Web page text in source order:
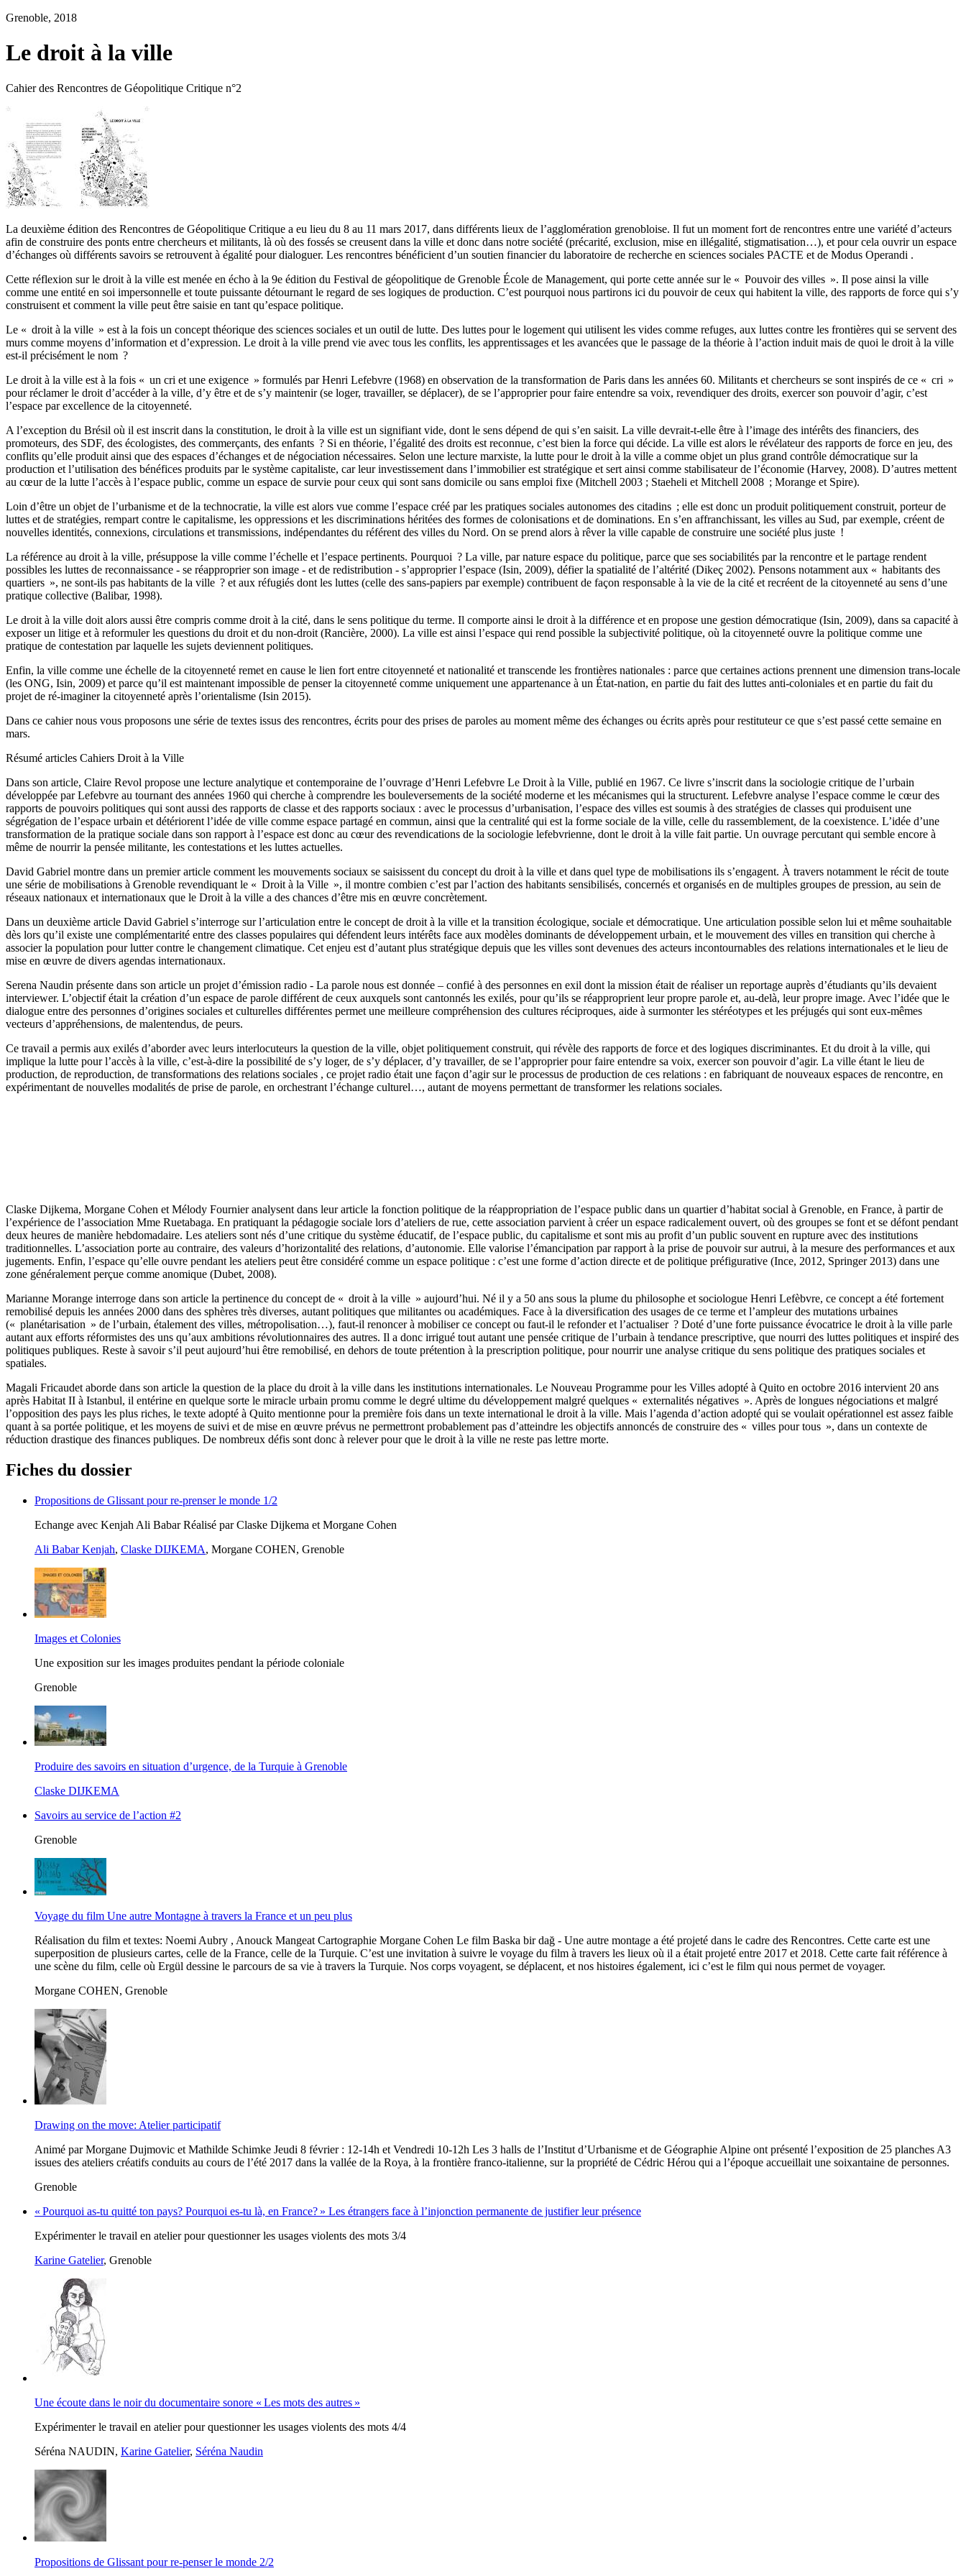
Grenoble, 2018
Le droit à la ville
Cahier des Rencontres de Géopolitique Critique n°2
La deuxième édition des Rencontres de Géopolitique Critique a eu lieu du 8 au 11 mars 2017, dans différents lieux de l’agglomération grenobloise. Il fut un moment fort de rencontres entre une variété d’acteurs
afin de construire des ponts entre chercheurs et militants, là où des fossés se creusent dans la ville et donc dans notre société (précarité, exclusion, mise en illégalité, stigmatisation…), et pour cela ouvrir un espace
d’échanges où différents savoirs se retrouvent à égalité pour dialoguer. Les rencontres bénéficient d’un soutien financier du laboratoire de recherche en sciences sociales PACTE et de Modus Operandi .
Cette réflexion sur le droit à la ville est menée en écho à la 9e édition du Festival de géopolitique de Grenoble École de Management, qui porte cette année sur le « Pouvoir des villes ». Il pose ainsi la ville
comme une entité en soi impersonnelle et toute puissante détournant le regard de ses logiques de production. C’est pourquoi nous partirons ici du pouvoir de ceux qui habitent la ville, des rapports de force qui s’y
construisent et comment la ville peut être saisie en tant qu’espace politique.
Le « droit à la ville » est à la fois un concept théorique des sciences sociales et un outil de lutte. Des luttes pour le logement qui utilisent les vides comme refuges, aux luttes contre les frontières qui se servent des
murs comme moyens d’information et d’expression. Le droit à la ville prend vie avec tous les conflits, les apprentissages et les avancées que le passage de la théorie à l’action induit mais de quoi le droit à la ville
est-il précisément le nom ?
Le droit à la ville est à la fois « un cri et une exigence » formulés par Henri Lefebvre (1968) en observation de la transformation de Paris dans les années 60. Militants et chercheurs se sont inspirés de ce « cri »
pour réclamer le droit d’accéder à la ville, d’y être et de s’y maintenir (se loger, travailler, se déplacer), de se l’approprier pour faire entendre sa voix, revendiquer des droits, exercer son pouvoir d’agir, c’est
l’espace par excellence de la citoyenneté.
A l’exception du Brésil où il est inscrit dans la constitution, le droit à la ville est un signifiant vide, dont le sens dépend de qui s’en saisit. La ville devrait-t-elle être à l’image des intérêts des financiers, des
promoteurs, des SDF, des écologistes, des commerçants, des enfants ? Si en théorie, l’égalité des droits est reconnue, c’est bien la force qui décide. La ville est alors le révélateur des rapports de force en jeu, des
conflits qu’elle produit ainsi que des espaces d’échanges et de négociation nécessaires. Selon une lecture marxiste, la lutte pour le droit à la ville a comme objet un plus grand contrôle démocratique sur la
production et l’utilisation des bénéfices produits par le système capitaliste, car leur investissement dans l’immobilier est stratégique et sert ainsi comme stabilisateur de l’économie (Harvey, 2008). D’autres mettent
au cœur de la lutte l’accès à l’espace public, comme un espace de survie pour ceux qui sont sans domicile ou sans emploi fixe (Mitchell 2003 ; Staeheli et Mitchell 2008 ; Morange et Spire).
Loin d’être un objet de l’urbanisme et de la technocratie, la ville est alors vue comme l’espace créé par les pratiques sociales autonomes des citadins ; elle est donc un produit politiquement construit, porteur de
luttes et de stratégies, rempart contre le capitalisme, les oppressions et les discriminations héritées des formes de colonisations et de dominations. En s’en affranchissant, les villes au Sud, par exemple, créent de
nouvelles identités, connexions, circulations et transmissions, indépendantes du référent des villes du Nord. On se prend alors à rêver la ville capable de construire une société plus juste !
La référence au droit à la ville, présuppose la ville comme l’échelle et l’espace pertinents. Pourquoi ? La ville, par nature espace du politique, parce que ses sociabilités par la rencontre et le partage rendent
possibles les luttes de reconnaissance - se réapproprier son image - et de redistribution - s’approprier l’espace (Isin, 2009), défier la spatialité de l’altérité (Dikeç 2002). Pensons notamment aux « habitants des
quartiers », ne sont-ils pas habitants de la ville ? et aux réfugiés dont les luttes (celle des sans-papiers par exemple) contribuent de façon responsable à la vie de la cité et recréent de la citoyenneté au sens d’une
pratique collective (Balibar, 1998).
Le droit à la ville doit alors aussi être compris comme droit à la cité, dans le sens politique du terme. Il comporte ainsi le droit à la différence et en propose une gestion démocratique (Isin, 2009), dans sa capacité à
exposer un litige et à reformuler les questions du droit et du non-droit (Rancière, 2000). La ville est ainsi l’espace qui rend possible la subjectivité politique, où la citoyenneté ouvre la politique comme une
pratique de contestation par laquelle les sujets deviennent politiques.
Enfin, la ville comme une échelle de la citoyenneté remet en cause le lien fort entre citoyenneté et nationalité et transcende les frontières nationales : parce que certaines actions prennent une dimension trans-locale
(les ONG, Isin, 2009) et parce qu’il est maintenant impossible de penser la citoyenneté comme uniquement une appartenance à un État-nation, en partie du fait des luttes anti-coloniales et en partie du fait du
projet de ré-imaginer la citoyenneté après l’orientalisme (Isin 2015).
Dans ce cahier nous vous proposons une série de textes issus des rencontres, écrits pour des prises de paroles au moment même des échanges ou écrits après pour restituteur ce que s’est passé cette semaine en
mars.
Résumé articles Cahiers Droit à la Ville
Dans son article, Claire Revol propose une lecture analytique et contemporaine de l’ouvrage d’Henri Lefebvre Le Droit à la Ville, publié en 1967. Ce livre s’inscrit dans la sociologie critique de l’urbain
développée par Lefebvre au tournant des années 1960 qui cherche à comprendre les bouleversements de la société moderne et les mécanismes qui la structurent. Lefebvre analyse l’espace comme le cœur des
rapports de pouvoirs politiques qui sont aussi des rapports de classe et des rapports sociaux : avec le processus d’urbanisation, l’espace des villes est soumis à des stratégies de classes qui produisent une
ségrégation de l’espace urbain et détériorent l’idée de ville comme espace partagé en commun, ainsi que la centralité qui est la forme sociale de la ville, celle du rassemblement, de la coexistence. L’idée d’une
transformation de la pratique sociale dans son rapport à l’espace est donc au cœur des revendications de la sociologie lefebvrienne, dont le droit à la ville fait partie. Un ouvrage percutant qui semble encore à
même de nourrir la pensée militante, les contestations et les luttes actuelles.
David Gabriel montre dans un premier article comment les mouvements sociaux se saisissent du concept du droit à la ville et dans quel type de mobilisations ils s’engagent. À travers notamment le récit de toute
une série de mobilisations à Grenoble revendiquant le « Droit à la Ville », il montre combien c’est par l’action des habitants sensibilisés, concernés et organisés en de multiples groupes de pression, au sein de
réseaux nationaux et internationaux que le Droit à la ville a des chances d’être mis en œuvre concrètement.
Dans un deuxième article David Gabriel s’interroge sur l’articulation entre le concept de droit à la ville et la transition écologique, sociale et démocratique. Une articulation possible selon lui et même souhaitable
dès lors qu’il existe une complémentarité entre des classes populaires qui défendent leurs intérêts face aux modèles dominants de développement urbain, et le mouvement des villes en transition qui cherche à
associer la population pour lutter contre le changement climatique. Cet enjeu est d’autant plus stratégique depuis que les villes sont devenues des acteurs incontournables des relations internationales et le lieu de
mise en œuvre de divers agendas internationaux.
Serena Naudin présente dans son article un projet d’émission radio - La parole nous est donnée – confié à des personnes en exil dont la mission était de réaliser un reportage auprès d’étudiants qu’ils devaient
interviewer. L’objectif était la création d’un espace de parole différent de ceux auxquels sont cantonnés les exilés, pour qu’ils se réapproprient leur propre parole et, au-delà, leur propre image. Avec l’idée que le
dialogue entre des personnes d’origines sociales et culturelles différentes permet une meilleure compréhension des cultures réciproques, aide à surmonter les stéréotypes et les préjugés qui sont eux-mêmes
vecteurs d’appréhensions, de malentendus, de peurs.
Ce travail a permis aux exilés d’aborder avec leurs interlocuteurs la question de la ville, objet politiquement construit, qui révèle des rapports de force et des logiques discriminantes. Et du droit à la ville, qui
implique la lutte pour l’accès à la ville, c’est-à-dire la possibilité de s’y loger, de s’y déplacer, d’y travailler, de se l’approprier pour faire entendre sa voix, exercer son pouvoir d’agir. La ville étant le lieu de
production, de reproduction, de transformations des relations sociales , ce projet radio était une façon d’agir sur le processus de production de ces relations : en fabriquant de nouveaux espaces de rencontre, en
expérimentant de nouvelles modalités de prise de parole, en orchestrant l’échange culturel…, autant de moyens permettant de transformer les relations sociales.
Claske Dijkema, Morgane Cohen et Mélody Fournier analysent dans leur article la fonction politique de la réappropriation de l’espace public dans un quartier d’habitat social à Grenoble, en France, à partir de
l’expérience de l’association Mme Ruetabaga. En pratiquant la pédagogie sociale lors d’ateliers de rue, cette association parvient à créer un espace radicalement ouvert, où des groupes se font et se défont pendant
deux heures de manière hebdomadaire. Les ateliers sont nés d’une critique du système éducatif, de l’espace public, du capitalisme et sont mis au profit d’un public souvent en rupture avec des institutions
traditionnelles. L’association porte au contraire, des valeurs d’horizontalité des relations, d’autonomie. Elle valorise l’émancipation par rapport à la prise de pouvoir sur autrui, à la mesure des performances et aux
jugements. Enfin, l’espace qu’elle ouvre pendant les ateliers peut être considéré comme un espace politique : c’est une forme d’action directe et de politique préfigurative (Ince, 2012, Springer 2013) dans une
zone généralement perçue comme anomique (Dubet, 2008).
Marianne Morange interroge dans son article la pertinence du concept de « droit à la ville » aujourd’hui. Né il y a 50 ans sous la plume du philosophe et sociologue Henri Lefèbvre, ce concept a été fortement
remobilisé depuis les années 2000 dans des sphères très diverses, autant politiques que militantes ou académiques. Face à la diversification des usages de ce terme et l’ampleur des mutations urbaines
(« planétarisation » de l’urbain, étalement des villes, métropolisation…), faut-il renoncer à mobiliser ce concept ou faut-il le refonder et l’actualiser ? Doté d’une forte puissance évocatrice le droit à la ville parle
autant aux efforts réformistes des uns qu’aux ambitions révolutionnaires des autres. Il a donc irrigué tout autant une pensée critique de l’urbain à tendance prescriptive, que nourri des luttes politiques et inspiré des
politiques publiques. Reste à savoir s’il peut aujourd’hui être remobilisé, en dehors de toute prétention à la prescription politique, pour nourrir une analyse critique du sens politique des pratiques sociales et
spatiales.
Magali Fricaudet aborde dans son article la question de la place du droit à la ville dans les institutions internationales. Le Nouveau Programme pour les Villes adopté à Quito en octobre 2016 intervient 20 ans
après Habitat II à Istanbul, il entérine en quelque sorte le miracle urbain promu comme le degré ultime du développement malgré quelques « externalités négatives ». Après de longues négociations et malgré
l’opposition des pays les plus riches, le texte adopté à Quito mentionne pour la première fois dans un texte international le droit à la ville. Mais l’agenda d’action adopté qui se voulait opérationnel est assez faible
quant à sa portée politique, et les moyens de suivi et de mise en œuvre prévus ne permettront probablement pas d’atteindre les objectifs annoncés de construire des « villes pour tous », dans un contexte de
réduction drastique des finances publiques. De nombreux défis sont donc à relever pour que le droit à la ville ne reste pas lettre morte.
Fiches du dossier
Propositions de Glissant pour re-prenser le monde 1/2
Echange avec Kenjah Ali Babar Réalisé par Claske Dijkema et Morgane Cohen
Ali Babar Kenjah, Claske DIJKEMA, Morgane COHEN, Grenoble
Images et Colonies
Une exposition sur les images produites pendant la période coloniale
Grenoble
Produire des savoirs en situation d’urgence, de la Turquie à Grenoble
Claske DIJKEMA
Savoirs au service de l’action #2
Grenoble
Voyage du film Une autre Montagne à travers la France et un peu plus
Réalisation du film et textes: Noemi Aubry , Anouck Mangeat Cartographie Morgane Cohen Le film Baska bir dağ - Une autre montage a été projeté dans le cadre des Rencontres. Cette carte est une
superposition de plusieurs cartes, celle de la France, celle de la Turquie. C’est une invitation à suivre le voyage du film à travers les lieux où il a était projeté entre 2017 et 2018. Cette carte fait référence à
une scène du film, celle où Ergül dessine le parcours de sa vie à travers la Turquie. Nos corps voyagent, se déplacent, et nos histoires également, ici c’est le film qui nous permet de voyager.
Morgane COHEN, Grenoble
Drawing on the move: Atelier participatif
Animé par Morgane Dujmovic et Mathilde Schimke Jeudi 8 février : 12-14h et Vendredi 10-12h Les 3 halls de l’Institut d’Urbanisme et de Géographie Alpine ont présenté l’exposition de 25 planches A3
issues des ateliers créatifs conduits au cours de l’été 2017 dans la vallée de la Roya, à la frontière franco-italienne, sur la propriété de Cédric Hérou qui a l’époque accueillait une soixantaine de personnes.
Grenoble
« Pourquoi as-tu quitté ton pays? Pourquoi es-tu là, en France? » Les étrangers face à l’injonction permanente de justifier leur présence
Expérimenter le travail en atelier pour questionner les usages violents des mots 3/4
Karine Gatelier, Grenoble
Une écoute dans le noir du documentaire sonore « Les mots des autres »
Expérimenter le travail en atelier pour questionner les usages violents des mots 4/4
Séréna NAUDIN, Karine Gatelier, Séréna Naudin
Propositions de Glissant pour re-penser le monde 2/2